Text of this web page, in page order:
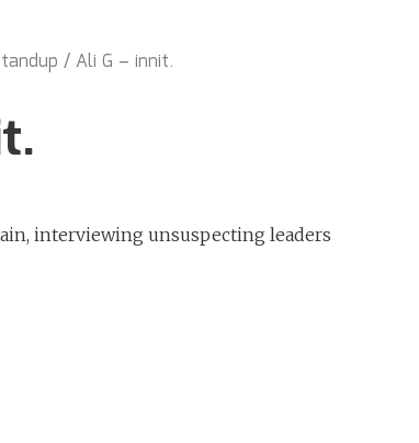
/ Ali G – innit.
interviewing unsuspecting leaders